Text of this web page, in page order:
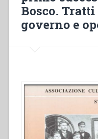
Bosco.
governo e